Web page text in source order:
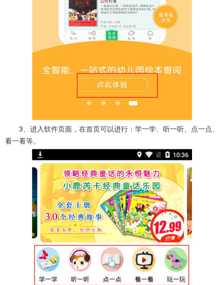
3、进入软件页面，在首页可以进行：学一学、听一听、点一点、
看一看等。